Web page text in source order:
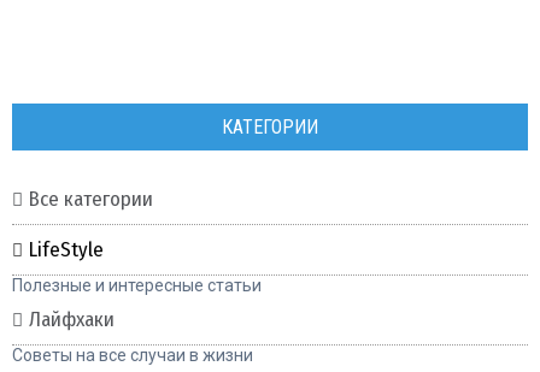
КАТЕГОРИИ
Все категории
LifeStyle
Полезные и интересные статьи
Лайфхаки
Советы на все случаи в жизни